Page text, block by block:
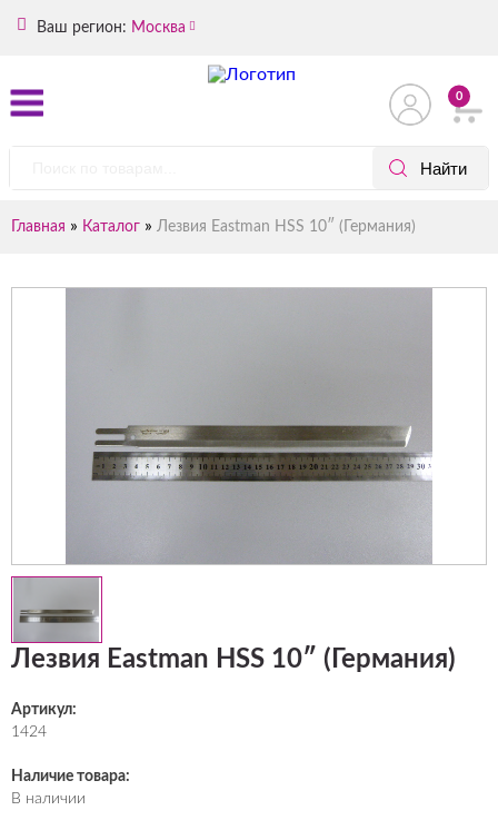
Ваш регион: Москва
0
Главная » Каталог » Лезвия Eastman HSS 10″ (Германия)
Лезвия Eastman HSS 10″ (Германия)
Артикул:
1424
Наличие товара:
В наличии